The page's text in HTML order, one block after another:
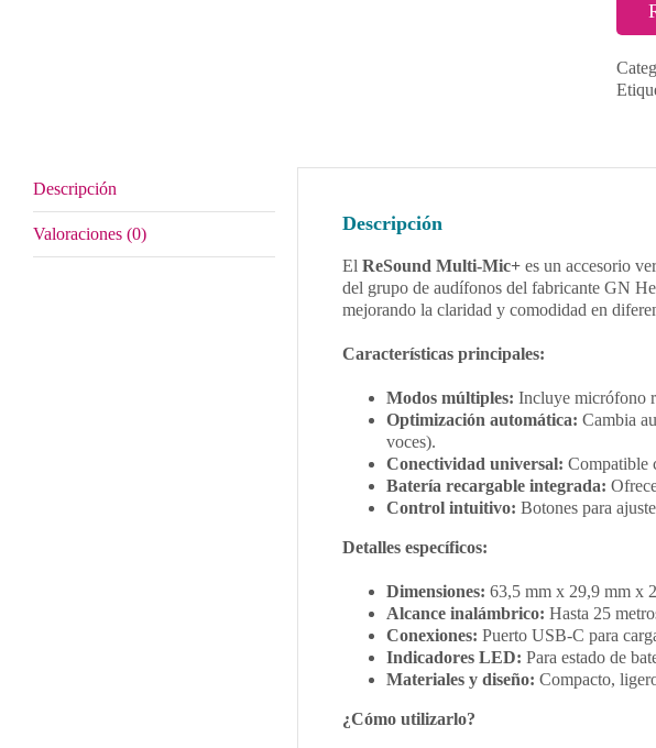
Descripción
Valoraciones (0) Descripción
El ReSound Multi-Mic+ es un accesorio
del grupo de audífonos del fabricante GN
mejorando la claridad y comodidad en
Características principales:
Modos múltiples: Incluye micrófono
Optimización automática: Cambia
voces).
Conectividad universal: Compatible
Batería recargable integrada:
Control intuitivo: Botones para
Detalles específicos:
Dimensiones: 63,5 mm x 29,9 mm x
Alcance inalámbrico: Hasta 25
Conexiones: Puerto USB-C para
Indicadores LED: Para estado de
Materiales y diseño: Compacto,
¿Cómo utilizarlo?